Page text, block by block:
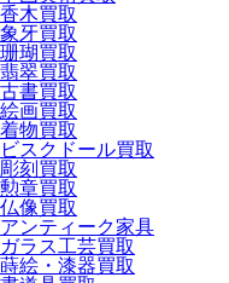
香木買取
象牙買取
珊瑚買取
翡翠買取
古書買取
絵画買取
着物買取
ビスクドール買取
彫刻買取
勲章買取
仏像買取
アンティーク家具
ガラス工芸買取
蒔絵・漆器買取